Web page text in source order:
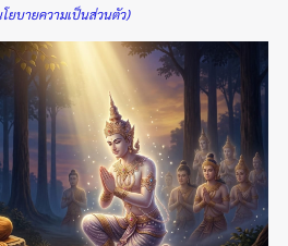
ยบายความเป็นส่วนตัว)